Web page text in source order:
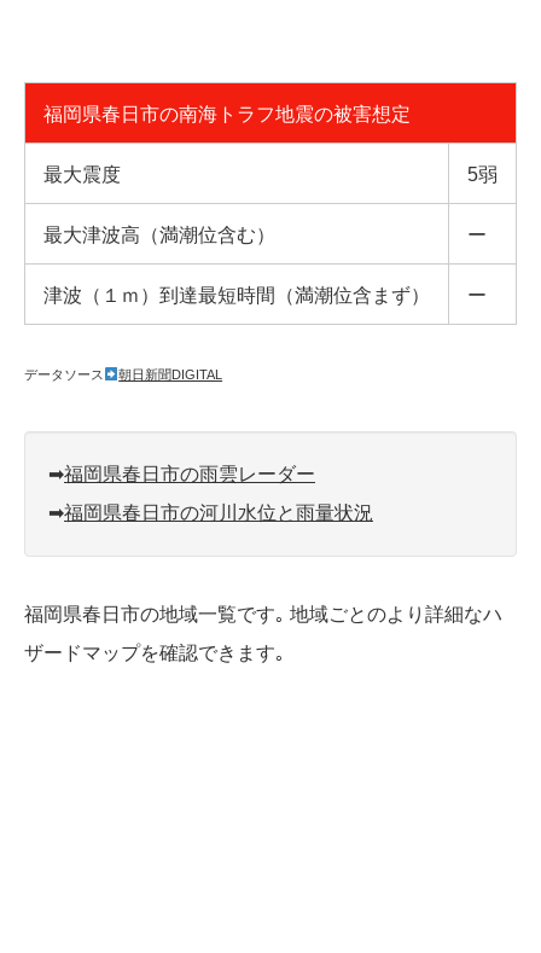
福岡県春日市の南海トラフ地震の被害想定
最大震度 5弱
最大津波高（満潮位含む） ー
津波（１ｍ）到達最短時間（満潮位含まず） ー
データソース 朝日新聞DIGITAL
➡︎福岡県春日市の雨雲レーダー
➡︎福岡県春日市の河川水位と雨量状況
福岡県春日市の地域一覧です｡ 地域ごとのより詳細なハ
ザードマップを確認できます｡